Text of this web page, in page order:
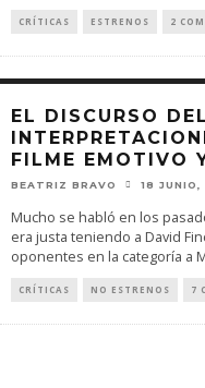
CRÍTICAS ESTRENOS 2
EL DISCURSO
FILME EMOTIVO
BEATRIZ BRAVO 18 JUNIO,
Mucho se habló en los
era justa teniendo a David
oponentes en la categoría a
CRÍTICAS NO ESTRENOS 7